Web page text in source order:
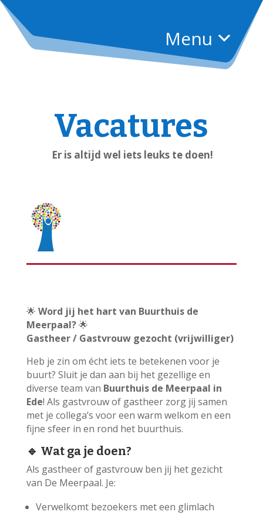
Menu
Vacatures
Er is altijd wel iets leuks te doen!
🌟 Word jij het hart van Buurthuis de
Meerpaal?🌟
Gastheer / Gastvrouw gezocht (vrijwilliger)
Heb je zin om écht iets te betekenen voor je
buurt? Sluit je dan aan bij het gezellige en
diverse team van Buurthuis de Meerpaal in
Ede! Als gastvrouw of gastheer zorg jij samen
met je collega’s voor een warm welkom en een
fijne sfeer in en rond het buurthuis.
🔹 Wat ga je doen?
Als gastheer of gastvrouw ben jij het gezicht
van De Meerpaal. Je:
Verwelkomt bezoekers met een glimlach